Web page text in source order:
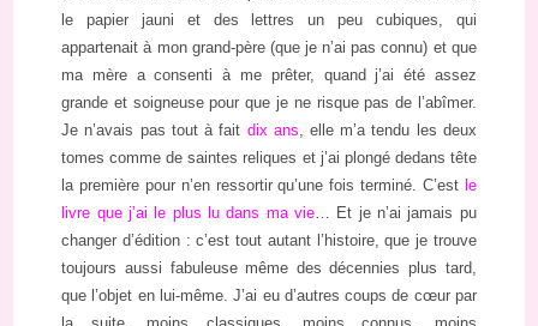
le papier jauni et des lettres un peu cubiques, qui
appartenait à mon grand-père (que je n’ai pas connu) et que
ma mère a consenti à me prêter, quand j’ai été assez
grande et soigneuse pour que je ne risque pas de l’abîmer.
Je n’avais pas tout à fait dix ans, elle m’a tendu les deux
tomes comme de saintes reliques et j’ai plongé dedans tête
la première pour n’en ressortir qu’une fois terminé. C’est le
livre que j’ai le plus lu dans ma vie… Et je n’ai jamais pu
changer d’édition : c’est tout autant l’histoire, que je trouve
toujours aussi fabuleuse même des décennies plus tard,
que l’objet en lui-même. J’ai eu d’autres coups de cœur par